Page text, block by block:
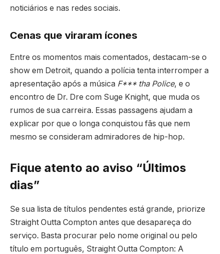
noticiários e nas redes sociais.
Cenas que viraram ícones
Entre os momentos mais comentados, destacam-se o
show em Detroit, quando a polícia tenta interromper a
apresentação após a música F*** tha Police, e o
encontro de Dr. Dre com Suge Knight, que muda os
rumos de sua carreira. Essas passagens ajudam a
explicar por que o longa conquistou fãs que nem
mesmo se consideram admiradores de hip-hop.
Fique atento ao aviso “Últimos
dias”
Se sua lista de títulos pendentes está grande, priorize
Straight Outta Compton antes que desapareça do
serviço. Basta procurar pelo nome original ou pelo
título em português, Straight Outta Compton: A